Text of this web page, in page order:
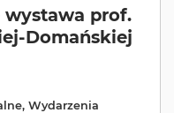
wystawa prof.
Domańskiej
,Wydarzenia